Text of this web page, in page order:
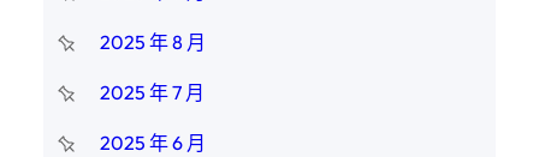
2025 年 8 月
2025 年 7 月
2025 年 6 月